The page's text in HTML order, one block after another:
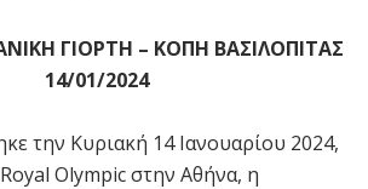
ΓΙΟΡΤΗ – ΚΟΠΗ ΒΑΣΙΛΟΠΙΤΑΣ
14/01/2024
την Κυριακή 14 Ιανουαρίου 2024,
Olympic στην Αθήνα, η